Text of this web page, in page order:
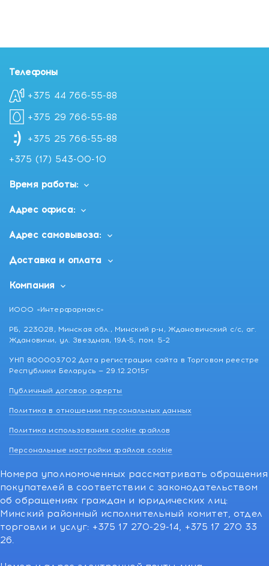
Телефоны
+375 44 766-55-88
+375 29 766-55-88
+375 25 766-55-88
+375 (17) 543-00-10
Время работы:
Адрес офиса:
Адрес самовывоза:
Доставка и оплата
Компания
ИООО «Интерфармакс»
РБ, 223028, Минская обл., Минский р-н, Ждановичский с/с, аг.
Ждановичи, ул. Звездная, 19А-5, пом. 5-2
УНП 800003702 Дата регистрации сайта в Торговом реестре
Республики Беларусь — 29.12.2015г
Публичный договор оферты
Политика в отношении персональных данных
Политика использования cookie файлов
Персональные настройки файлов cookie
Номера уполномоченных рассматривать обращения
покупателей в соответствии с законодательством
об обращениях граждан и юридических лиц:
Минский районный исполнительный комитет, отдел
торговли и услуг: +375 17 270-29-14, +375 17 270 33
26.